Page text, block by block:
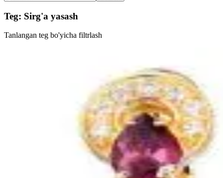
Teg: Sirg'a yasash
Tanlangan teg bo'yicha filtrlash